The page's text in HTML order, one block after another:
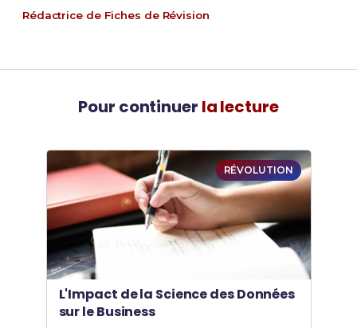
Rédactrice de Fiches de Révision
Pour continuer la lecture
RÉVOLUTION
L'Impact de la Science des Données
sur le Business